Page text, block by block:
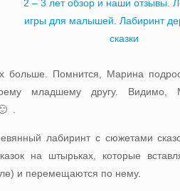
больше. Помнится, Марина
младшему другу.
.
лабиринт с сюжетами
на штырьках, которые
и перемещаются по нему.